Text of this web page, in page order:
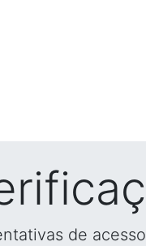
de